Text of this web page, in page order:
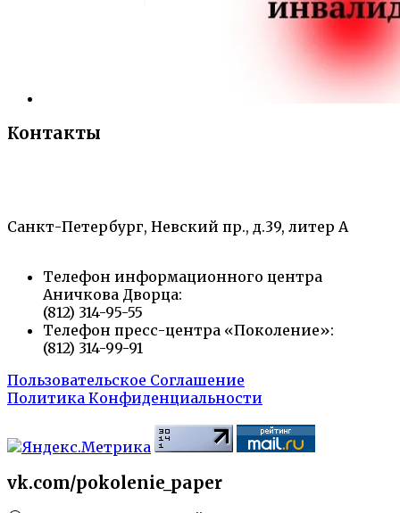
Контакты
Санкт-Петербург, Невский пр., д.39, литер А
Телефон информационного центра
Аничкова Дворца:
(812) 314-95-55
Телефон пресс-центра «Поколение»:
(812) 314-99-91
Пользовательское Соглашение
Политика Конфиденциальности
vk.com/pokolenie_paper